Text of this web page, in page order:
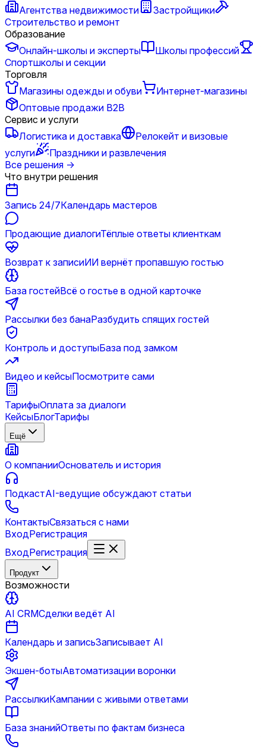
Агентства недвижимости
Застройщики
Строительство и ремонт
Образование
Онлайн-школы и эксперты
Школы профессий
Спортшколы и секции
Торговля
Магазины одежды и обуви
Интернет-магазины
Оптовые продажи B2B
Сервис и услуги
Логистика и доставка
Релокейт и визовые
услуги
Праздники и развлечения
Все решения →
Что внутри решения
Запись 24/7Календарь мастеров
Продающие диалогиТёплые ответы клиенткам
Возврат к записиИИ вернёт пропавшую гостью
База гостейВсё о гостье в одной карточке
Рассылки без банаРазбудить спящих гостей
Контроль и доступыБаза под замком
Видео и кейсыПосмотрите сами
ТарифыОплата за диалоги
КейсыБлогТарифы
Ещё
О компанииОснователь и история
ПодкастAI-ведущие обсуждают статьи
КонтактыСвязаться с нами
ВходРегистрация
ВходРегистрация
Продукт
Возможности
AI CRMСделки ведёт AI
Календарь и записьЗаписывает AI
Экшен-ботыАвтоматизации воронки
РассылкиКампании с живыми ответами
База знанийОтветы по фактам бизнеса